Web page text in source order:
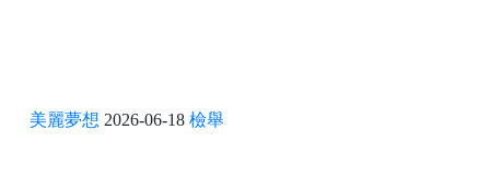
美麗夢想 2026-06-18 檢舉